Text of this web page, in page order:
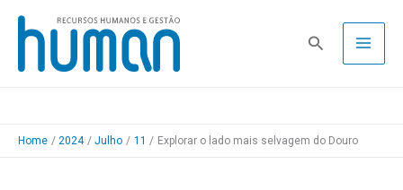
Skip
content
Pesquisa
Home 2024 Julho 11 Explorar o lado mais selvagem do Douro